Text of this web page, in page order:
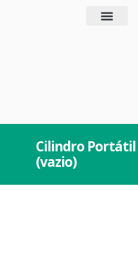
Cilindro
(vazio)